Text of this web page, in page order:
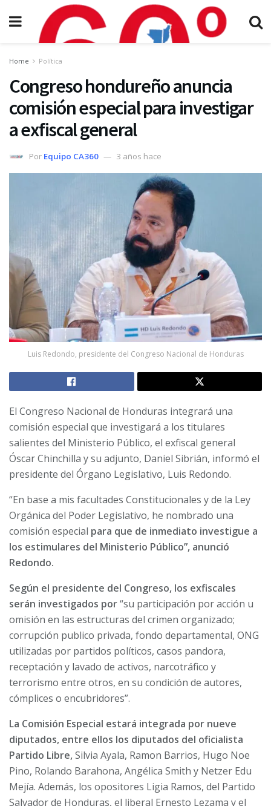
Home Política
Congreso hondureño anuncia
comisión especial para investigar
a exfiscal general
Por Equipo CA360 3 años hace
Luis Redondo, presidente del Congreso Nacional de Honduras
El Congreso Nacional de Honduras integrará una
comisión especial que investigará a los titulares
salientes del Ministerio Público, el exfiscal general
Óscar Chinchilla y su adjunto, Daniel Sibrián, informó el
presidente del Órgano Legislativo, Luis Redondo.
“En base a mis facultades Constitucionales y de la Ley
Orgánica del Poder Legislativo, he nombrado una
comisión especial para que de inmediato investigue a
los estimulares del Ministerio Público”, anunció
Redondo.
Según el presidente del Congreso, los exfiscales
serán investigados por“su participación por acción u
omisión en las estructuras del crimen organizado;
corrupción publico privada, fondo departamental, ONG
utilizadas por partidos políticos, casos pandora,
receptación y lavado de activos, narcotráfico y
terrorismo entre otros, en su condición de autores,
cómplices o encubridores”.
La Comisión Especial estará integrada por nueve
diputados, entre ellos los diputados del oficialista
Partido Libre,Silvia Ayala, Ramon Barrios, Hugo Noe
Pino, Rolando Barahona, Angélica Smith y Netzer Edu
Mejía. Además, los opositores Ligia Ramos, del Partido
Salvador de Honduras, el liberal Ernesto Lezama y el